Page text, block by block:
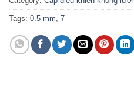
Tags: 0.5 mm, 7